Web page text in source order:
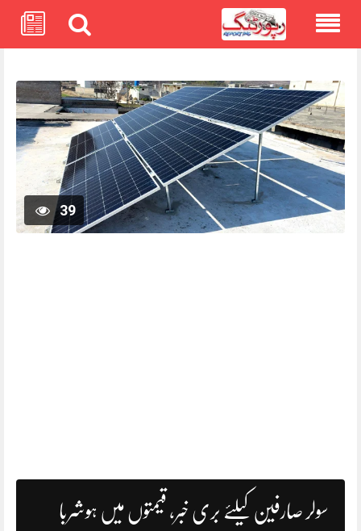
39
سولر صارفین کیلئے بری خبر، قیمتوں میں ہوشربا